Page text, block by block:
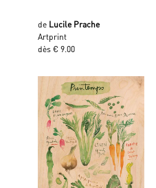
de Lucile Prache
Artprint
dès € 9.00